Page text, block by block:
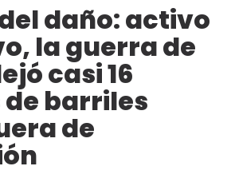
daño: activo
la guerra de
casi 16
barriles
de